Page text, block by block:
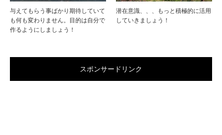
与えてもらう事ばかり期待していて
も何も変わりません。目的は自分で
作るようにしましょう！
潜在意識、、、もっと積極的に活用
していきましょう！
スポンサードリンク